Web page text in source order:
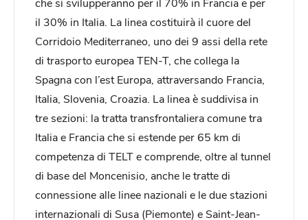
il 30% in Italia. La linea costituirà il cuore del
Corridoio Mediterraneo, uno dei 9 assi della rete
di trasporto europea TEN-T, che collega la
Spagna con l’est Europa, attraversando Francia,
Italia, Slovenia, Croazia. La linea è suddivisa in
tre sezioni: la tratta transfrontaliera comune tra
Italia e Francia che si estende per 65 km di
competenza di TELT e comprende, oltre al tunnel
di base del Moncenisio, anche le tratte di
connessione alle linee nazionali e le due stazioni
internazionali di Susa (Piemonte) e Saint-Jean-